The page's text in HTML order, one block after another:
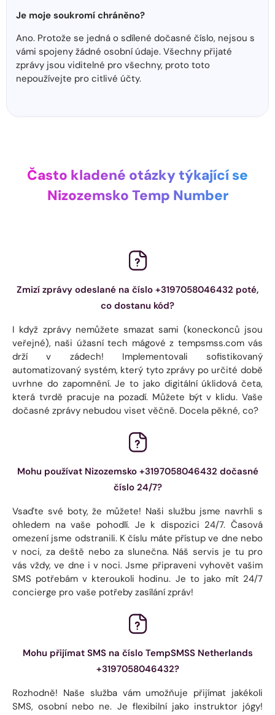
Je moje soukromí chráněno?
Ano. Protože se jedná o sdílené dočasné číslo, nejsou s
vámi spojeny žádné osobní údaje. Všechny přijaté
zprávy jsou viditelné pro všechny, proto toto
nepoužívejte pro citlivé účty.
Často kladené otázky týkající se
Nizozemsko Temp Number
Zmizí zprávy odeslané na číslo +3197058046432 poté,
co dostanu kód?
I když zprávy nemůžete smazat sami (koneckonců jsou
veřejné), naši úžasní tech mágové z tempsmss.com vás
drží v zádech! Implementovali sofistikovaný
automatizovaný systém, který tyto zprávy po určité době
uvrhne do zapomnění. Je to jako digitální úklidová četa,
která tvrdě pracuje na pozadí. Můžete být v klidu. Vaše
dočasné zprávy nebudou viset věčně. Docela pěkné, co?
Mohu používat Nizozemsko +3197058046432 dočasné
číslo 24/7?
Vsaďte své boty, že můžete! Naši službu jsme navrhli s
ohledem na vaše pohodlí. Je k dispozici 24/7. Časová
omezení jsme odstranili. K číslu máte přístup ve dne nebo
v noci, za deště nebo za slunečna. Náš servis je tu pro
vás vždy, ve dne i v noci. Jsme připraveni vyhovět vašim
SMS potřebám v kteroukoli hodinu. Je to jako mít 24/7
concierge pro vaše potřeby zasílání zpráv!
Mohu přijímat SMS na číslo TempSMSS Netherlands
+3197058046432?
Rozhodně! Naše služba vám umožňuje přijímat jakékoli
SMS, osobní nebo ne. Je flexibilní jako instruktor jógy!